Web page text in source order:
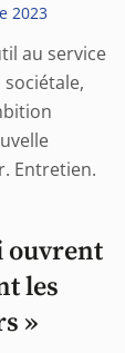
2023
au service
Entretien.
ouvrent
les
»